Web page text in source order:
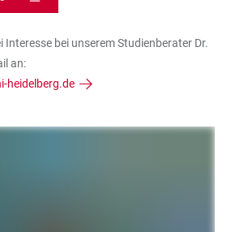
Interesse bei unserem Studienberater Dr.
an:
heidelberg.de